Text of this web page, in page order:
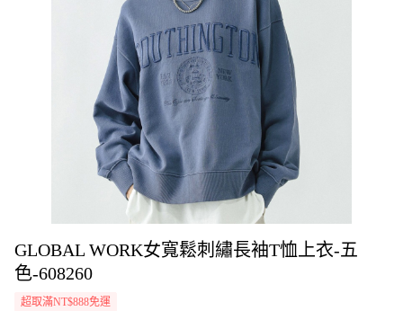
GLOBAL WORK女寬鬆刺繡長袖T恤上衣-五
色-608260
超取滿NT$888免運